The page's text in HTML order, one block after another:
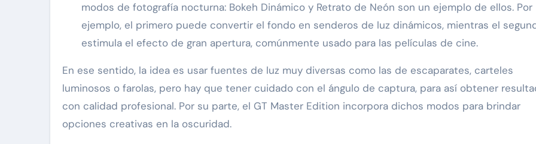
modos de fotografía nocturna: Bokeh Dinámico y Retrato de Neón son un ejemplo de ellos. Por
ejemplo, el primero puede convertir el fondo en senderos de luz dinámicos, mientras el
estimula el efecto de gran apertura, comúnmente usado para las películas de cine.
En ese sentido, la idea es usar fuentes de luz muy diversas como las de escaparates, carteles
luminosos o farolas, pero hay que tener cuidado con el ángulo de captura, para así obtener
con calidad profesional. Por su parte, el GT Master Edition incorpora dichos modos para brindar
opciones creativas en la oscuridad.